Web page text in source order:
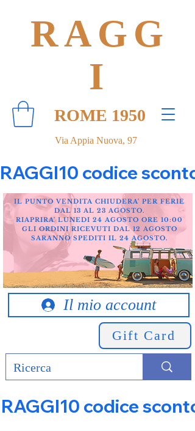
Via Appia Nuova, 97
RAGG
I
ROME 1950
RAGGI10 codice
Il mio account
Gift Card
IL PUNTO VENDITA CHIUDERA' PER FERIE
DAL 13 AL 23 AGOSTO.
RIAPRIRA' LUNEDI 24 AGOSTO ORE 10:00
GLI ORDINI RICEVUTI DAL 12 AGOSTO
SARANNO SPEDITI IL 24 AGOSTO.
RAGGI10 codice